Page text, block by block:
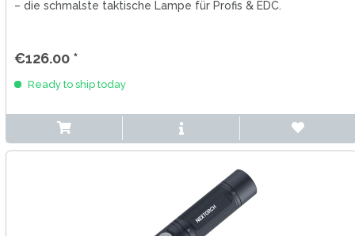
– die schmalste taktische Lampe für Profis & EDC.
€126.00 *
Ready to ship today